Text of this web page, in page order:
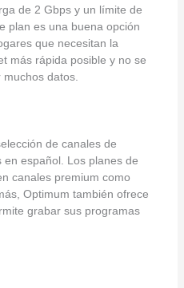
de 2 Gbps y un límite de
plan es una buena opción
que necesitan la
más rápida posible y no se
datos.
de canales de
español. Los planes de
canales premium como
Optimum también ofrece
grabar sus programas